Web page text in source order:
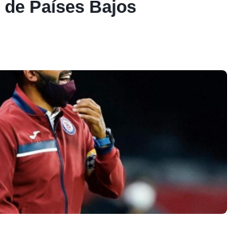
de Países Bajos